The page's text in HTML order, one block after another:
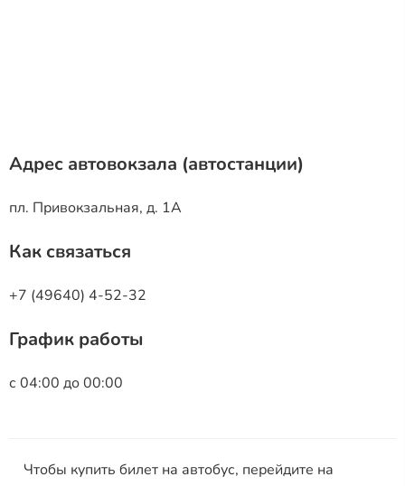
Адрес автовокзала (автостанции)
пл. Привокзальная, д. 1А
Как связаться
+7 (49640) 4-52-32
График работы
с 04:00 до 00:00
Чтобы купить билет на автобус, перейдите на